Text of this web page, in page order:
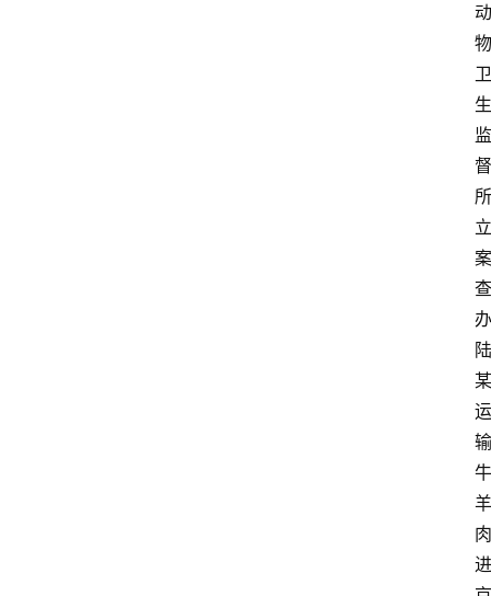
动
物
卫
生
监
督
所
立
案
查
办
陆
某
运
输
牛
羊
肉
进